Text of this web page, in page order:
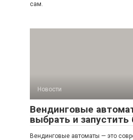
сам.
Новости
Вендинговые
выбрать и запустить
Вендинговые автоматы — это